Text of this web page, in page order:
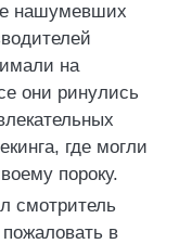
нашумевших
на
они ринулись
где могли
пороку.
смотритель
в